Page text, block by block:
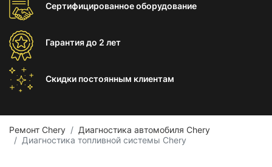
Сертифицированноеоборудование
Гарантиядо 2 лет
Скидки постоянным клиентам
Ремонт Chery
Диагностика автомобиля Chery
Диагностика топливной системы Chery